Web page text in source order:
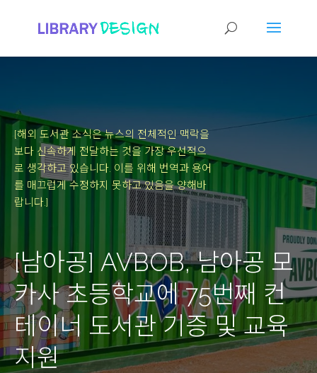
[해외 도서관 소식은 뉴스의 전체적인 맥락을
보다 신속하게 전달하는 것을 가장 우선적으
로 생각하고 있습니다. 이를 위해 번역과 용어
를 매끄럽게 수정하지 못하고 있음을 양해바
랍니다.]
[남아공] AVBOB, 남아공 모
카사 초등학교에 75번째 컨
테이너 도서관 기증 및 교육
지원